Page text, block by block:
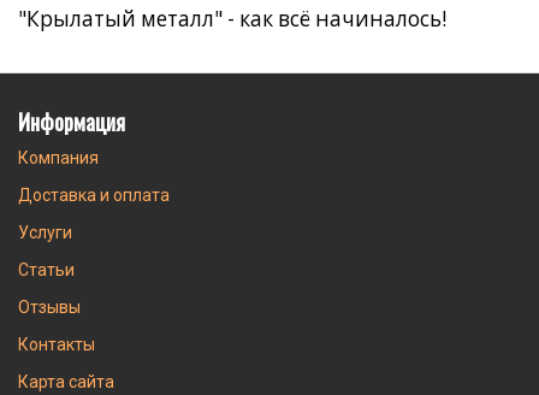
"Крылатый металл" - как всё начиналось!
Информация
Компания
Доставка и оплата
Услуги
Статьи
Отзывы
Контакты
Карта сайта